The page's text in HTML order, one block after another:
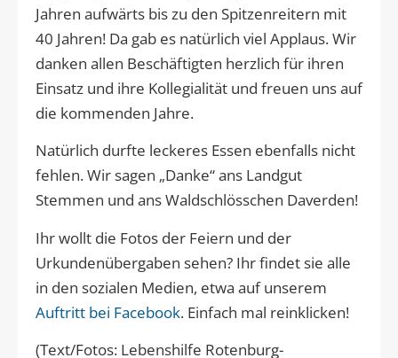
Jahren aufwärts bis zu den Spitzenreitern mit
40 Jahren! Da gab es natürlich viel Applaus. Wir
danken allen Beschäftigten herzlich für ihren
Einsatz und ihre Kollegialität und freuen uns auf
die kommenden Jahre.
Natürlich durfte leckeres Essen ebenfalls nicht
fehlen. Wir sagen „Danke“ ans Landgut
Stemmen und ans Waldschlösschen Daverden!
Ihr wollt die Fotos der Feiern und der
Urkundenübergaben sehen? Ihr findet sie alle
in den sozialen Medien, etwa auf unserem
Auftritt bei Facebook. Einfach mal reinklicken!
(Text/Fotos: Lebenshilfe Rotenburg-